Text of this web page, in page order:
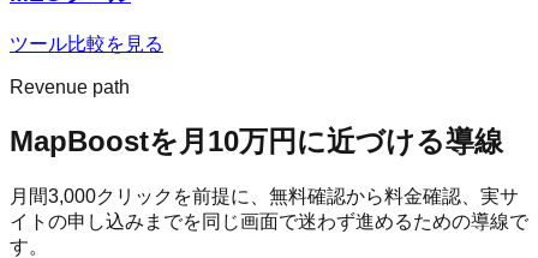
ツール比較を見る
Revenue path
MapBoostを月10万円に近づける導線
月間3,000クリックを前提に、無料確認から料金確認、実サ
イトの申し込みまでを同じ画面で迷わず進めるための導線で
す。